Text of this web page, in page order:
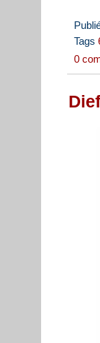
Tags
0